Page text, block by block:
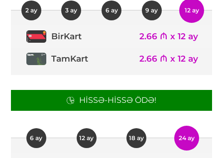
2 ay 3 ay 6 ay 9 ay 12 ay
BirKart 2.66 ₼ x 12 ay
TamKart 2.66 ₼ x 12 ay
HISSƏ-HISSƏ ÖDƏ!
6 ay 12 ay 18 ay 24 ay